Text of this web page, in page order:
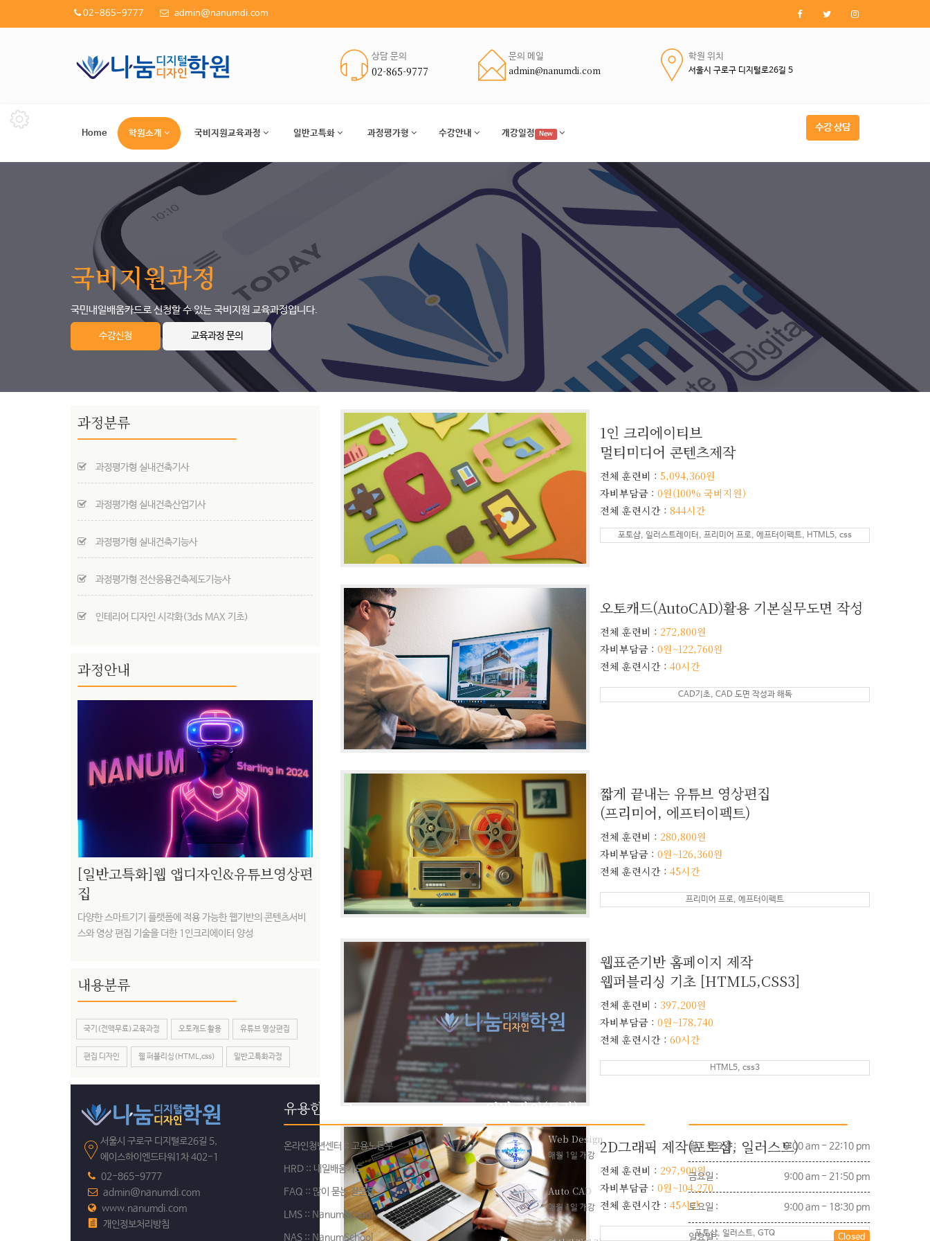
02-865-9777 admin@nanumdi.com
상담 문의
02-865-9777
문의 메일
admin@nanumdi.com
학원 위치
서울시 구로구 디지털로26길 5
Home 학원소개 국비지원교육과정 일반고특화 과정평가형 수강안내 개강일정 New
수강 상담
국비지원과정
국민내일배움카드로 신청할 수 있는 국비지원 교육과정입니다.
수강신청 교육과정 문의
1인 크리에이티브
멀티미디어 콘텐츠제작
전체 훈련비 : 5,094,360원
자비부담금 : 0원(100% 국비지원)
전체 훈련시간 : 844시간
포토샵, 일러스트레이터, 프리미어 프로, 에프터이펙트, HTML5, css
오토캐드(AutoCAD)활용 기본실무도면 작성
전체 훈련비 : 272,800원
자비부담금 : 0원~122,760원
전체 훈련시간 : 40시간
CAD기초, CAD 도면 작성과 해독
짧게 끝내는 유튜브 영상편집
(프리미어, 에프터이펙트)
전체 훈련비 : 280,800원
자비부담금 : 0원~126,360원
전체 훈련시간 : 45시간
프리미어 프로, 에프터이펙트
웹표준기반 홈페이지 제작
웹퍼블리싱 기초 [HTML5,CSS3]
전체 훈련비 : 397,200원
자비부담금 : 0원~178,740
전체 훈련시간 : 60시간
HTML5, css3
2D그래픽 제작(포토샵, 일러스트)
전체 훈련비 : 297,900원
자비부담금 : 0원~104,270
전체 훈련시간 : 45시간
포토샵, 일러스트, GTQ
과정분류
과정평가형 실내건축기사
과정평가형 실내건축산업기사
과정평가형 실내건축기능사
과정평가형 전산응용건축제도기능사
인테리어 디자인 시각화(3ds MAX 기초)
과정안내
[일반고특화]웹 앱디자인&유튜브영상편
집
다양한 스마트기기 플랫폼에 적용 가능한 웹기반의 콘텐츠서비
스와 영상 편집 기술을 더한 1인크리에이터 양성
[일반고특화]BIM 건축설계
컴퓨터상에 시설물의 모든 정보를 3차원적으로 구현하면서 실무
에 필요한 산출물을 산출하는 직무를 수행할 수 있는 인력양성을
유튜브 영상편집
(프리미어, 에프터이펙트, 모션그래픽)
개인 미디어 콘텐츠 제작자가 되기 위하여 스마트 기기에 적합한
영상콘텐츠 제작을 위한 영상편집(프리미어, 에프터이펙트) 기
포토샵과 일러스트레이터를 활용한
내용분류
국기(전액무료)교육과정 오토캐드 활용 유튜브 영상편집
편집 디자인 웹 퍼블리싱(HTML,css) 일반고특화과정
서울시 구로구 디지털로26길 5,
에이스하이엔드타워1차 402-1
02-865-9777
admin@nanumdi.com
www.nanumdi.com
개인정보처리방침
유용한 링크
온라인청년센터 :: 고용노동부
HRD:: 내일배움카드
FAQ :: 많이 묻는 질문들
LMS:: NanumSchool
NAS:: NanumSchool
일반 강의(특강)
Web Design
매월 1일 개강
Auto CAD
매월 1일 개강
월 - 목요일 : 9:00 am - 22:10 pm
금요일 : 9:00 am - 21:50 pm
토요일 : 9:00 am - 18:30 pm
일요일 : Closed